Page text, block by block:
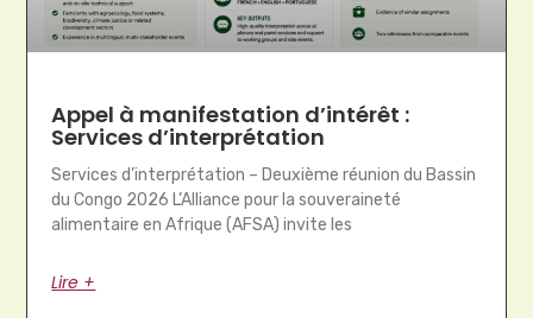
Appel à manifestation d’intérêt :
Services d’interprétation
Services d’interprétation – Deuxième réunion du Bassin
du Congo 2026 L’Alliance pour la souveraineté
alimentaire en Afrique (AFSA) invite les
Lire +